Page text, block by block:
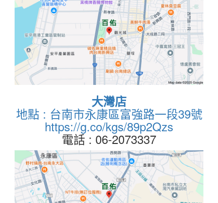
大灣店
地點 : 台南市永康區富強路一段39號
https://g.co/kgs/89p2Qzs
電話 : 06-2073337